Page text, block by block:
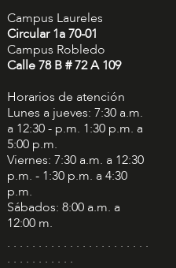
Campus Laureles
Circular 1a 70-01
Campus Robledo
Calle 78 B # 72 A 109
Horarios de atención
Lunes a jueves: 7:30 a.m.
a 12:30 - p.m. 1:30 p.m. a
5:00 p.m.
Viernes: 7:30 a.m. a 12:30
p.m. - 1:30 p.m. a 4:30
p.m.
Sábados: 8:00 a.m. a
12:00 m.
. . . . . . . . . . . . . . . . . . . . . . .
. . . . . . . . . . .